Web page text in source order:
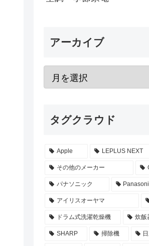
アーカイブ
タグクラウド
Apple LEPLUS NEXT
その他のメーカー
パナソニック
アイリスオーヤマ
ドラム式洗濯乾燥機 炊飯
SHARP 掃除機